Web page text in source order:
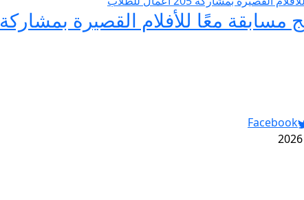
معًا للأفلام القصيرة بمشاركة 205 أعمال للطلاب
Facebook